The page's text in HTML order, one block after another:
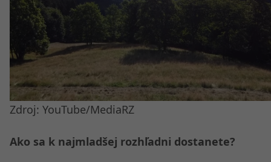
Zdroj: YouTube/MediaRZ
Ako sa k najmladšej rozhľadni dostanete?